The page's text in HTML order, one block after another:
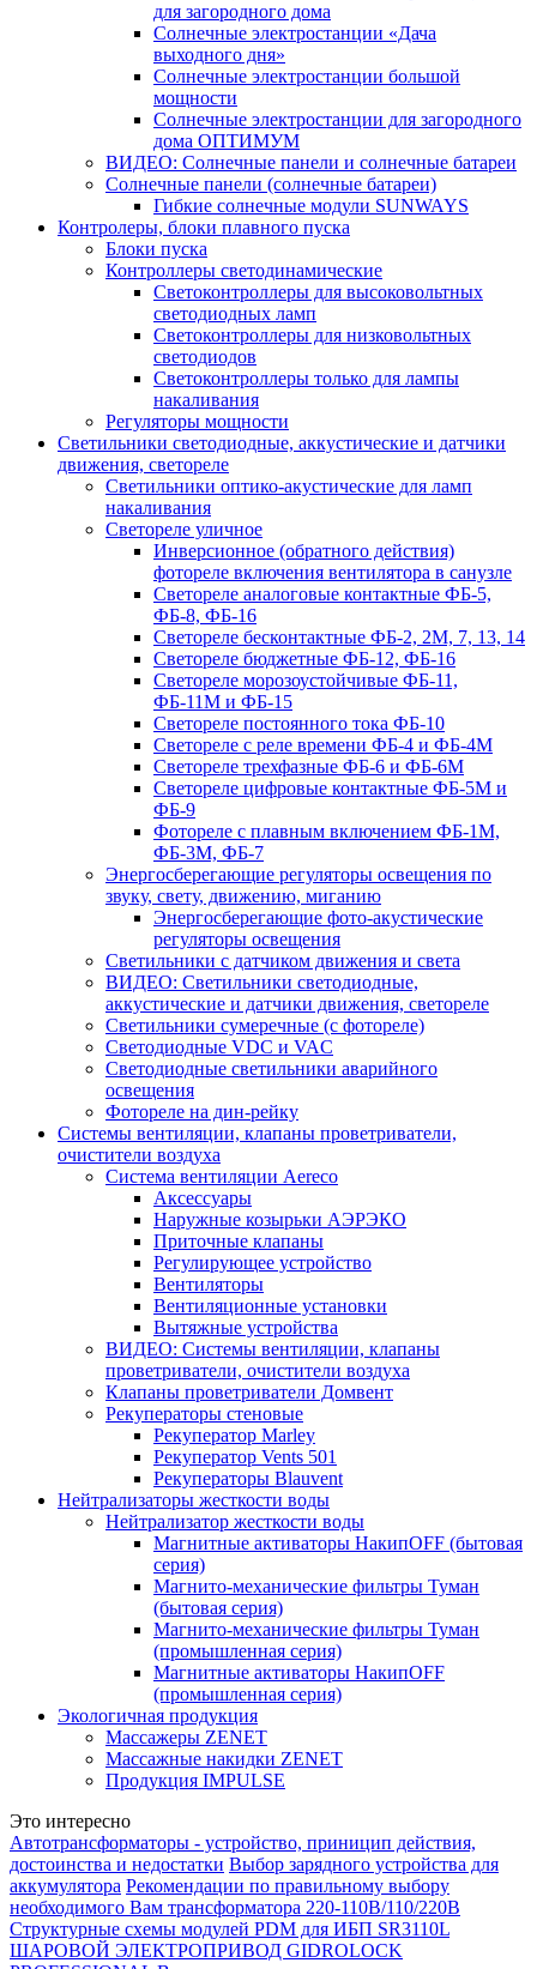
для загородного дома
Солнечные электростанции «Дача
выходного дня»
Солнечные электростанции большой
мощности
Солнечные электростанции для загородного
дома ОПТИМУМ
ВИДЕО: Солнечные панели и солнечные батареи
Солнечные панели (солнечные батареи)
Гибкие солнечные модули SUNWAYS
Контролеры, блоки плавного пуска
Блоки пуска
Контроллеры светодинамические
Светоконтроллеры для высоковольтных
светодиодных ламп
Светоконтроллеры для низковольтных
светодиодов
Светоконтроллеры только для лампы
накаливания
Регуляторы мощности
Светильники светодиодные, аккустические и датчики
движения, светореле
Светильники оптико-акустические для ламп
накаливания
Светореле уличное
Инверсионное (обратного действия)
фотореле включения вентилятора в санузле
Светореле аналоговые контактные ФБ-5,
ФБ-8, ФБ-16
Светореле бесконтактные ФБ-2, 2М, 7, 13, 14
Светореле бюджетные ФБ-12, ФБ-16
Светореле морозоустойчивые ФБ-11,
ФБ-11М и ФБ-15
Светореле постоянного тока ФБ-10
Светореле с реле времени ФБ-4 и ФБ-4М
Светореле трехфазные ФБ-6 и ФБ-6М
Светореле цифровые контактные ФБ-5М и
ФБ-9
Фотореле с плавным включением ФБ-1М,
ФБ-3М, ФБ-7
Энергосберегающие регуляторы освещения по
звуку, свету, движению, миганию
Энергосберегающие фото-акустические
регуляторы освещения
Светильники с датчиком движения и света
ВИДЕО: Светильники светодиодные,
аккустические и датчики движения, светореле
Светильники сумеречные (с фотореле)
Светодиодные VDC и VAC
Светодиодные светильники аварийного
освещения
Фотореле на дин-рейку
Системы вентиляции, клапаны проветриватели,
очистители воздуха
Система вентиляции Aereco
Аксессуары
Наружные козырьки АЭРЭКО
Приточные клапаны
Регулирующее устройство
Вентиляторы
Вентиляционные установки
Вытяжные устройства
ВИДЕО: Системы вентиляции, клапаны
проветриватели, очистители воздуха
Клапаны проветриватели Домвент
Рекуператоры стеновые
Рекуператор Marley
Рекуператор Vents 501
Рекуператоры Blauvent
Нейтрализаторы жесткости воды
Нейтрализатор жесткости воды
Магнитные активаторы НакипOFF (бытовая
серия)
Магнито-механические фильтры Туман
(бытовая серия)
Магнито-механические фильтры Туман
(промышленная серия)
Магнитные активаторы НакипOFF
(промышленная серия)
Экологичная продукция
Массажеры ZENET
Массажные накидки ZENET
Продукция IMPULSE
Это интересно
Автотрансформаторы - устройство, приницип действия,
достоинства и недостатки Выбор зарядного устройства для
аккумулятора Рекомендации по правильному выбору
необходимого Вам трансформатора 220-110В/110/220В
Структурные схемы модулей PDM для ИБП SR3110L
ШАРОВОЙ ЭЛЕКТРОПРИВОД GIDROLOCK